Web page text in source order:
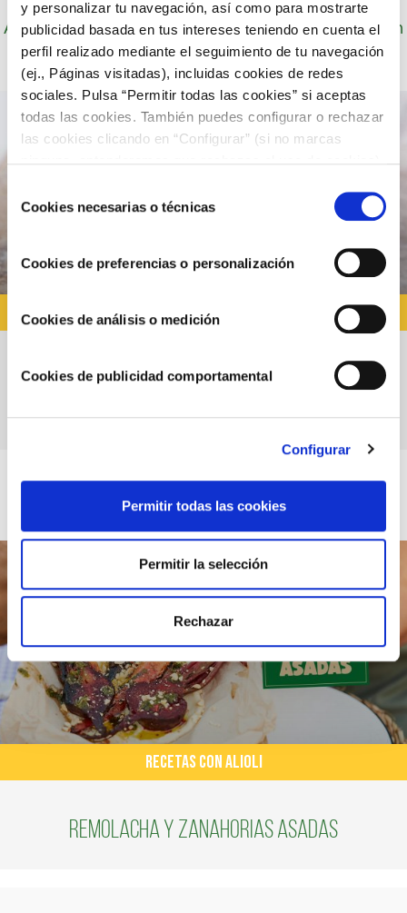
y personalizar tu navegación, así como para mostrarte
publicidad basada en tus intereses teniendo en cuenta el
perfil realizado mediante el seguimiento de tu navegación
(ej., Páginas visitadas), incluidas cookies de redes
sociales. Pulsa “Permitir todas las cookies” si aceptas
todas las cookies. También puedes configurar o rechazar
las cookies clicando en “Configurar” (si no marcas
COOKIES.
deCookies necesarias o técnicas
Cookies de preferencias o personalización
Cookies de análisis o medición
Cookies de publicidad comportamental
Configurar
Permitir todas las cookies
Permitir la selección
Rechazar
Autor: Cocineros de Choví, expertos en recetas con
salsas para el disfrute.
RECETAS CON ALIOLI
Bizcocho de alioli con dulce de boniato y
morcilla
RECETAS CON ALIOLI
Remolacha y zanahorias asadas